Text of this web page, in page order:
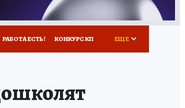
РАБОТА ЕСТЬ! КОНКУРС КП ЕЩЕ